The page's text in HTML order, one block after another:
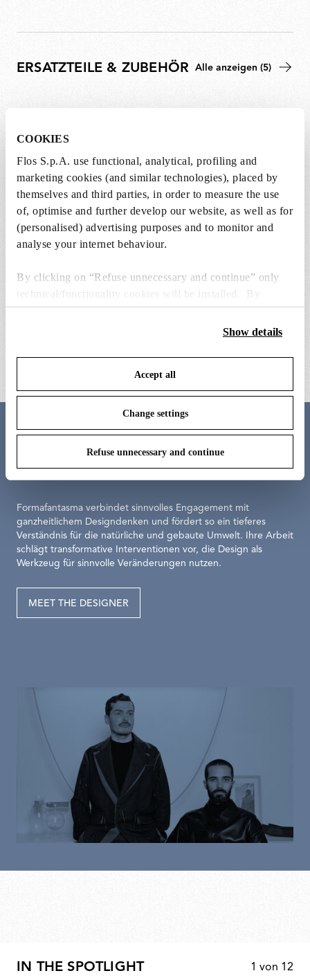
COOKIES
Flos S.p.A. use functional, analytical, profiling and
marketing cookies (and similar technologies), placed by
themselves and third parties, in order to measure the use
of, optimise and further develop our website, as well as for
(personalised) advertising purposes and to monitor and
analyse your internet behaviour.
By clicking on “Refuse unnecessary and continue” only
technical/functionality cookies will be installed. By
clicking on “Accept all” you consent to the use of all the
cookies. By clicking on “Change settings” you can accept
save your choices. You can modify your options anytime.
To know more refer to ourCookie Policy
Show details
Accept all
Change settings
Refuse unnecessary and continue
ERSATZTEILE & ZUBEHÖR Alle anzeigen (5)
72,00 €
Meet the designer
Formafantasma
Formafantasma verbindet sinnvolles Engagement mit
ganzheitlichem Designdenken und fördert so ein tieferes
Verständnis für die natürliche und gebaute Umwelt. Ihre Arbeit
schlägt transformative Interventionen vor, die Design als
Werkzeug für sinnvolle Veränderungen nutzen.
MEET THE DESIGNER
IN THE SPOTLIGHT 1 von 12